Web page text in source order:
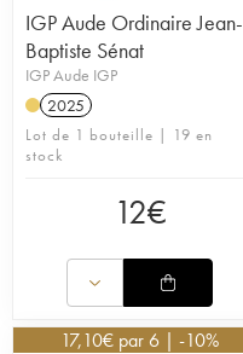
IGP Aude Ordinaire Jean-
Baptiste Sénat
IGP Aude IGP
2025
Lot de 1 bouteille | 19 en
stock
12€
17,10€ par 6 | -10%